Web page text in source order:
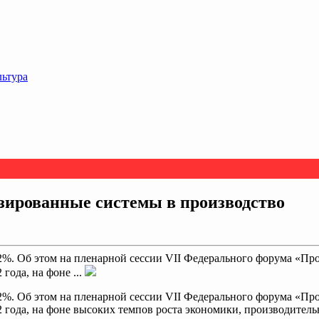
системы в производство
Об этом на пленарной сессии VII Федерального форума
на фоне ...
Об этом на пленарной сессии VII Федерального форума
на фоне высоких темпов роста экономики,